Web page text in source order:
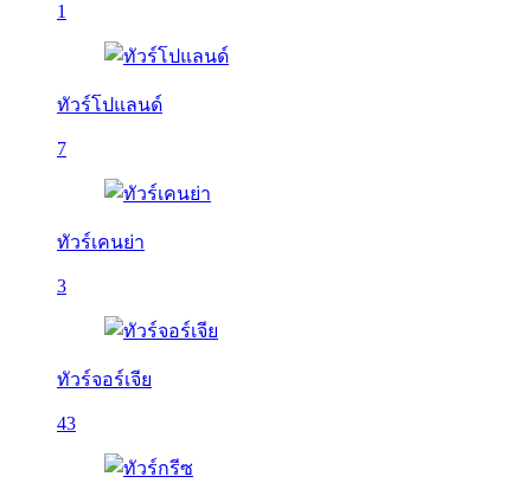
1
ทัวร์โปแลนด์
7
ทัวร์เคนย่า
3
ทัวร์จอร์เจีย
43